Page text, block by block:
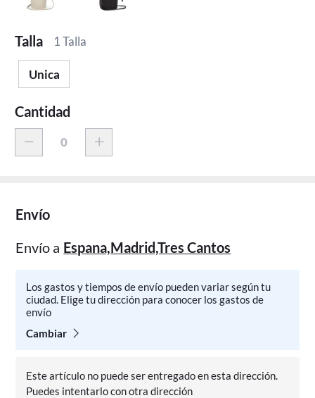
Talla 1 Talla
Unica
Cantidad
Envío
Envío a Espana,Madrid,Tres Cantos
Los gastos y tiempos de envío pueden variar según tu
ciudad. Elige tu dirección para conocer los gastos de
envío
Cambiar
Este artículo no puede ser entregado en esta dirección.
Puedes intentarlo con otra dirección